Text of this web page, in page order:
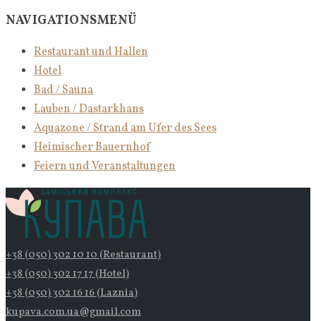
NAVIGATIONSMENÜ
Restaurant und Hallen
Hotel
Bad / Sauna
Lauben / Dastarkhans
Aquazone / Strand am Ufer des Sees
Heimischer Bauernhof
Feiern und Veranstaltungen
+38 (050) 302 10 10 (Restaurant)
+38 (050) 302 17 17 (Hotel)
+38 (050) 302 16 16 (Laznia)
kupava.com.ua@gmail.com